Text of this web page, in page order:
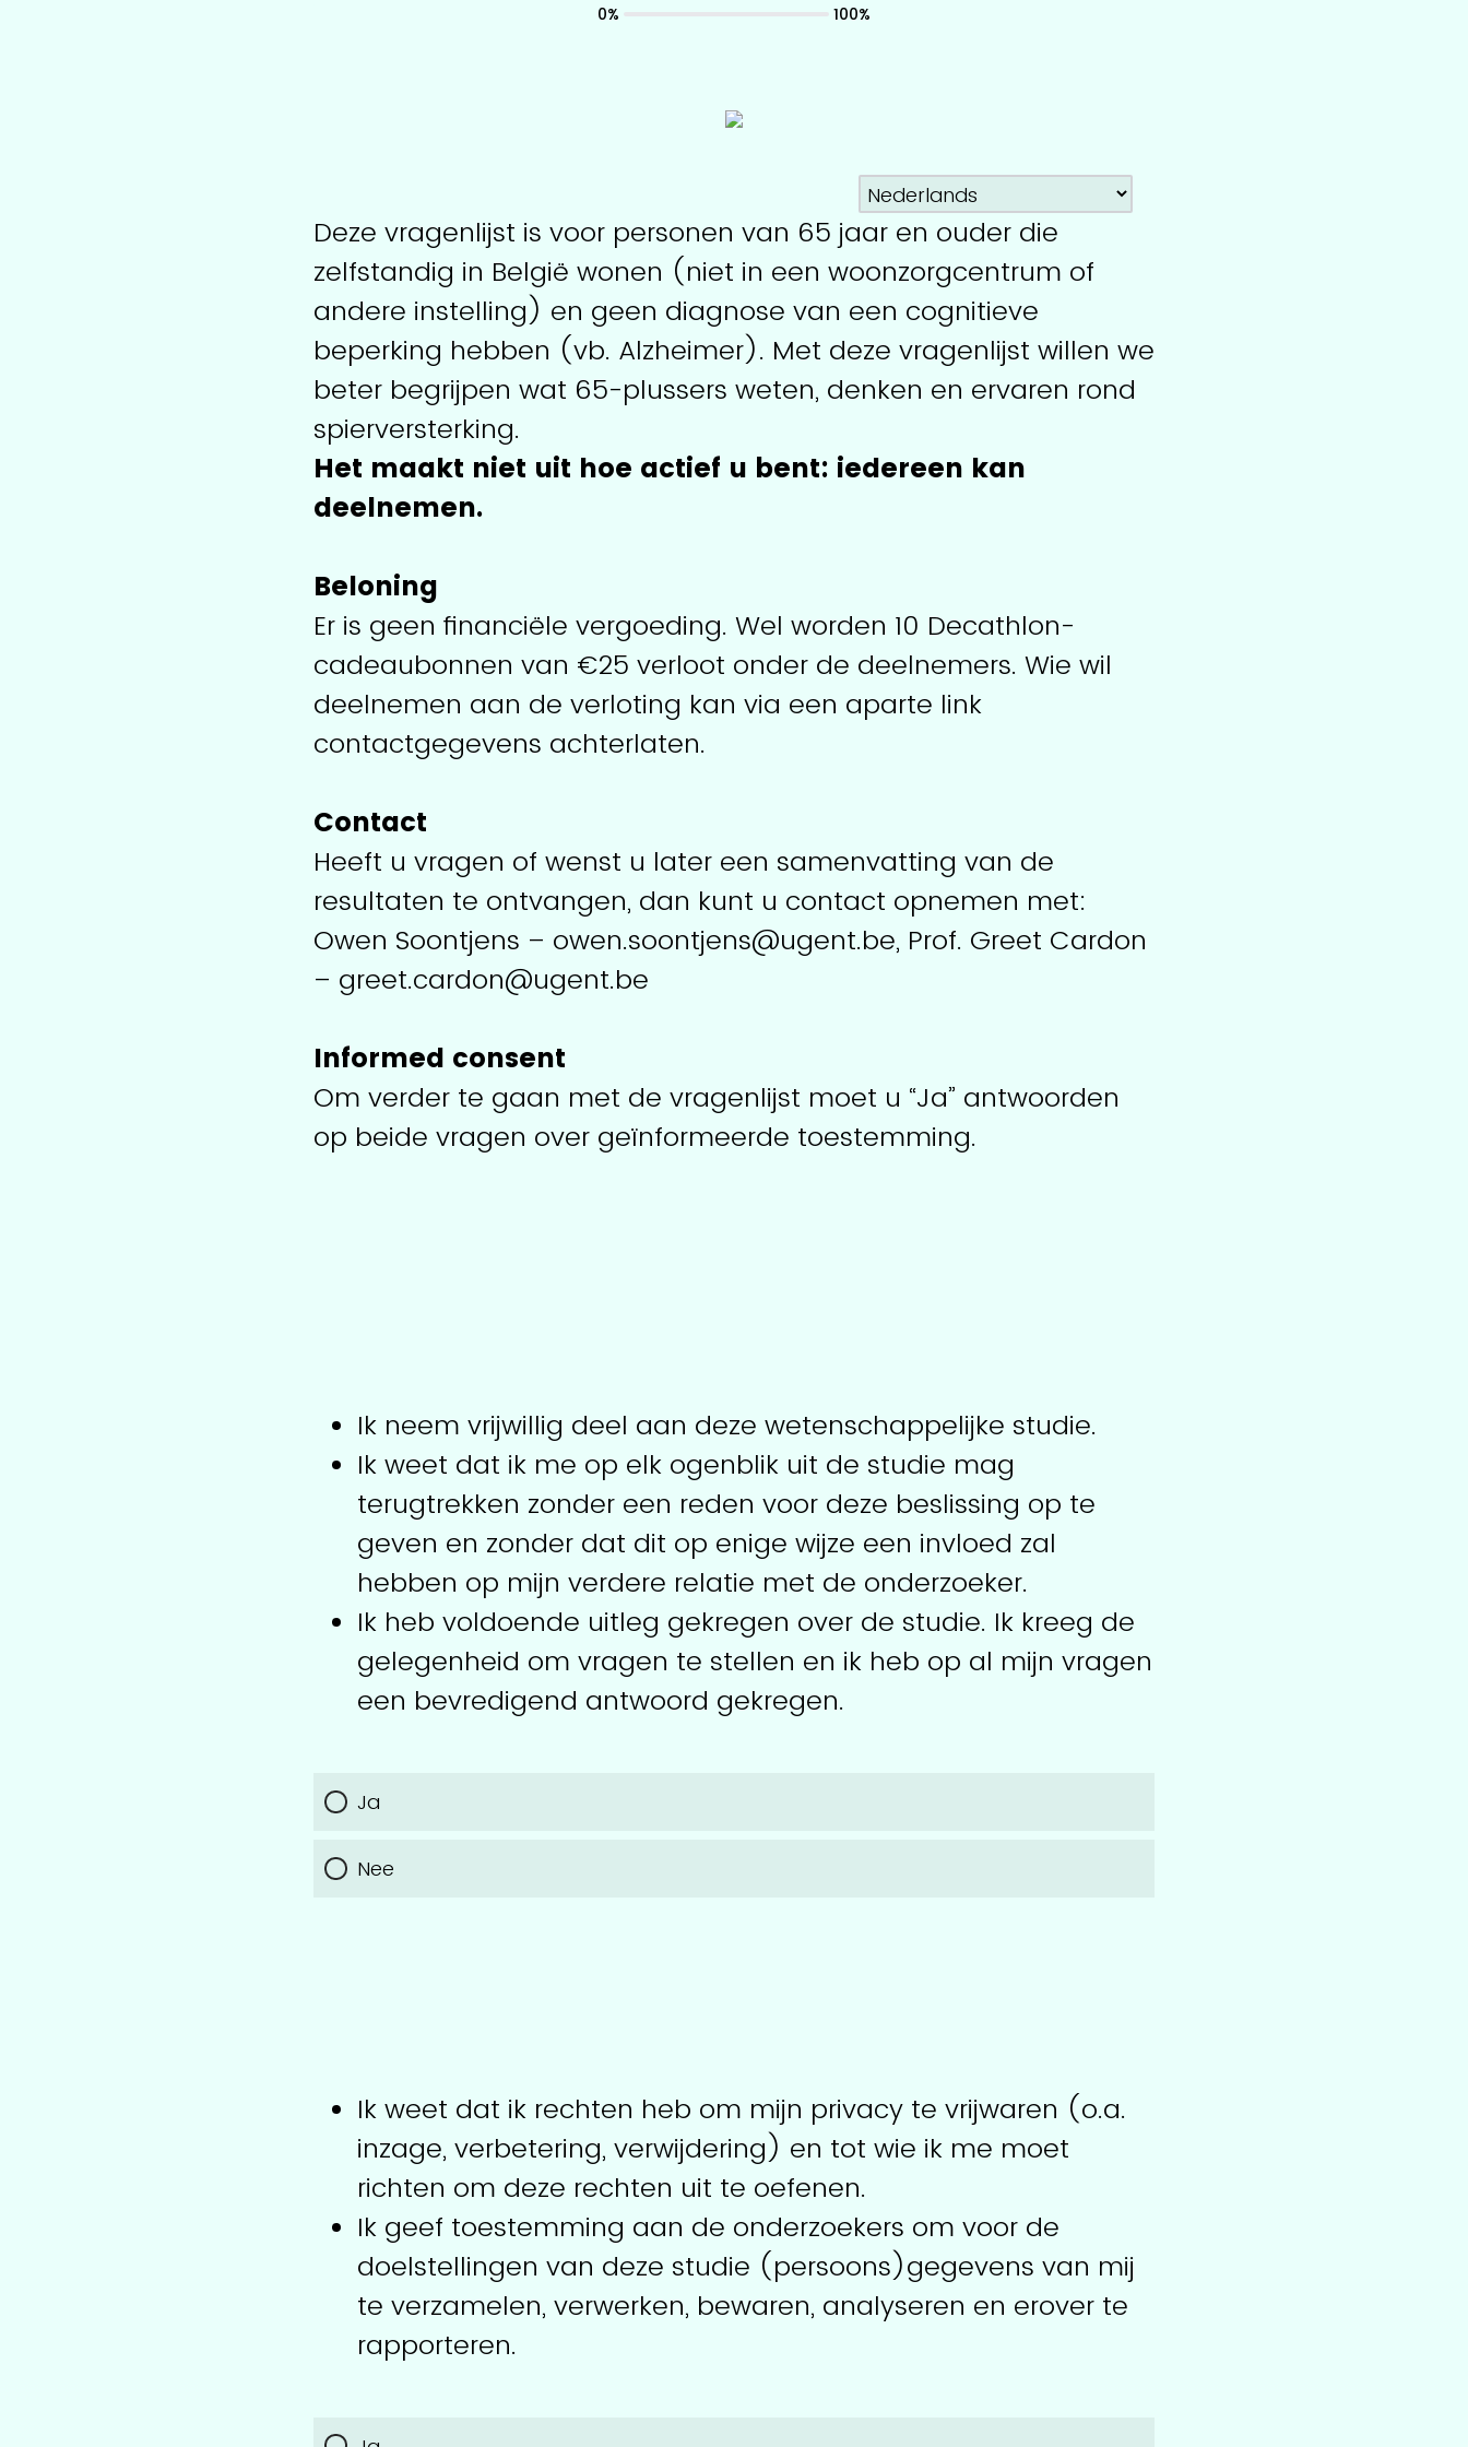
Deze vragenlijst is voor personen van 65 jaar en ouder die
zelfstandig in België wonen (niet in een woonzorgcentrum of
andere instelling) en geen diagnose van een cognitieve
beperking hebben (vb. Alzheimer). Met deze vragenlijst willen we
beter begrijpen wat 65-plussers weten, denken en ervaren rond
spierversterking.
Het maakt niet uit hoe actief u bent: iedereen kan
deelnemen.
Beloning
Er is geen financiële vergoeding. Wel worden 10 Decathlon-
cadeaubonnen van €25 verloot onder de deelnemers. Wie wil
deelnemen aan de verloting kan via een aparte link
contactgegevens achterlaten.
Contact
Heeft u vragen of wenst u later een samenvatting van de
resultaten te ontvangen, dan kunt u contact opnemen met:
Owen Soontjens – owen.soontjens@ugent.be, Prof. Greet Cardon
– greet.cardon@ugent.be
Informed consent
Om verder te gaan met de vragenlijst moet u “Ja” antwoorden
op beide vragen over geïnformeerde toestemming.
Ik neem vrijwillig deel aan deze wetenschappelijke studie.
Ik weet dat ik me op elk ogenblik uit de studie mag
terugtrekken zonder een reden voor deze beslissing op te
geven en zonder dat dit op enige wijze een invloed zal
hebben op mijn verdere relatie met de onderzoeker.
Ik heb voldoende uitleg gekregen over de studie. Ik kreeg de
gelegenheid om vragen te stellen en ik heb op al mijn vragen
een bevredigend antwoord gekregen.
Ja
Nee
Ik weet dat ik rechten heb om mijn privacy te vrijwaren (o.a.
inzage, verbetering, verwijdering) en tot wie ik me moet
richten om deze rechten uit te oefenen.
Ik geef toestemming aan de onderzoekers om voor de
doelstellingen van deze studie (persoons)gegevens van mij
te verzamelen, verwerken, bewaren, analyseren en erover te
rapporteren.
0% 100%